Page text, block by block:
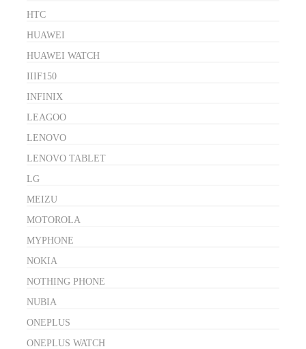
HTC
HUAWEI
HUAWEI WATCH
IIIF150
INFINIX
LEAGOO
LENOVO
LENOVO TABLET
LG
MEIZU
MOTOROLA
MYPHONE
NOKIA
NOTHING PHONE
NUBIA
ONEPLUS
ONEPLUS WATCH